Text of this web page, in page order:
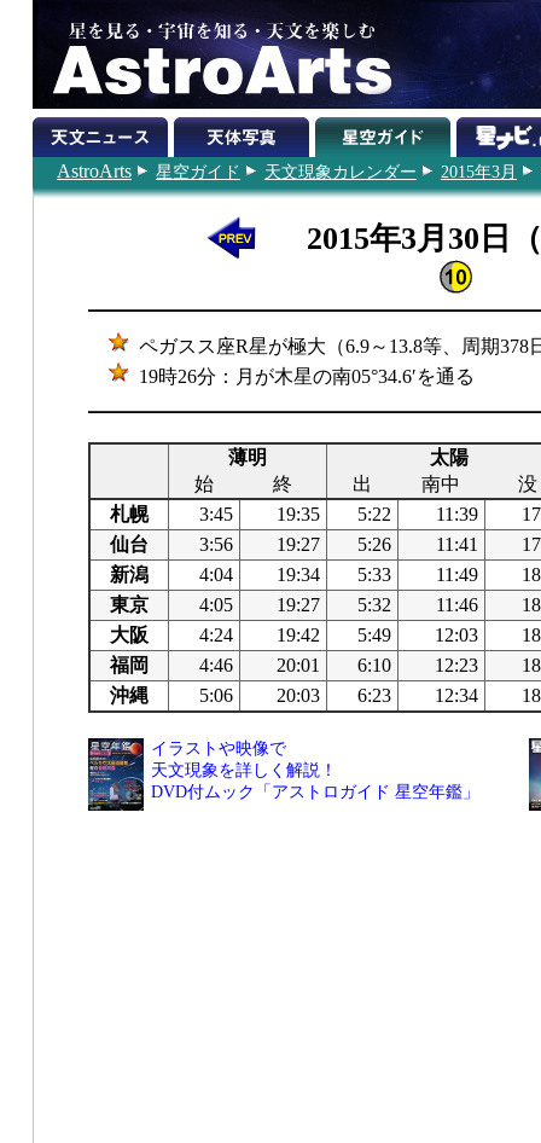
AstroArts 星空ガイド 天文現象カレンダー 2015年3月
2015年3月30日
ペガスス座R星が極大（6.9～13.8等、周期378
19時26分：月が木星の南05°34.6′を通る
薄明
太陽
始
終 出 南中
没
札幌
3:45 19:35 5:22 11:39
仙台
3:56 19:27 5:26 11:41
新潟
4:04 19:34 5:33 11:49
東京
4:05 19:27 5:32 11:46
大阪
4:24 19:42 5:49 12:03
福岡
4:46 20:01 6:10 12:23
沖縄
5:06 20:03 6:23 12:34
イラストや映像で
天文現象を詳しく解説！
DVD付ムック「アストロガイド 星空年鑑」